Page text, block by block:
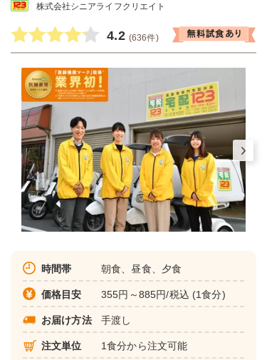
株式会社シニアライフクリエイト
4.2 (636件)
時間帯 朝食、昼食、夕食
価格目安 355円～885円/税込 (1食分)
お届け方法 手渡し
注文単位 1食分から注文可能